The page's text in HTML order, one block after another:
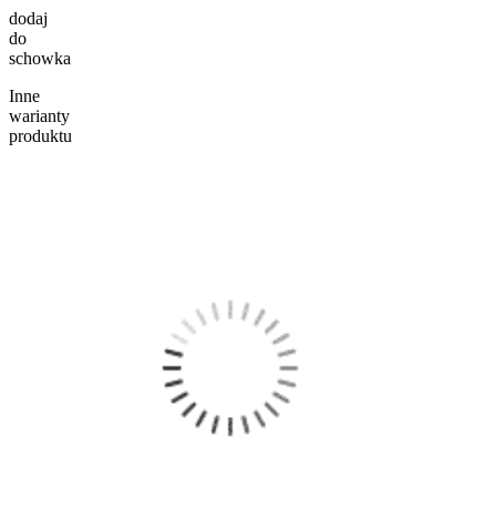
dodaj
do
schowka
Inne
warianty
produktu